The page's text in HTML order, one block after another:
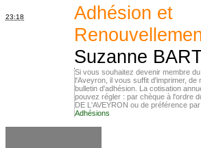
23:18
Adhésion et
Suzanne
Si vous souhaitez devenir membre
l'Aveyron, il vous suffit d'imprimer,
bulletin d'adhésion. La cotisation
pouvez régler : par chèque à l'ordre
DE L'AVEYRON ou de préférence
Adhésions